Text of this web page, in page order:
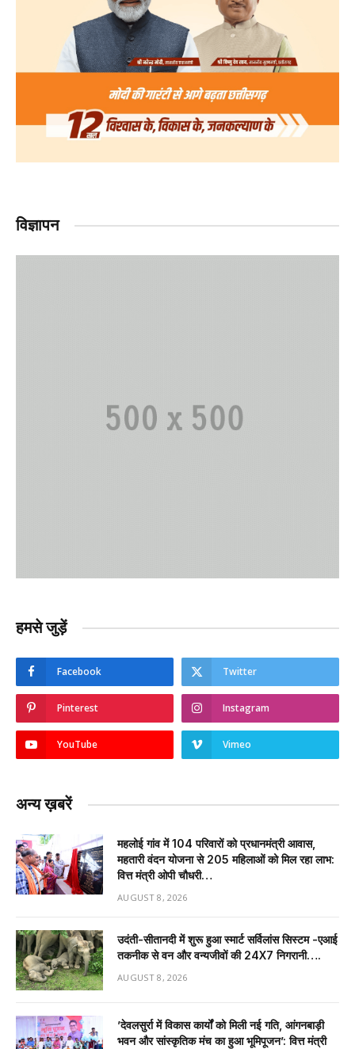
विज्ञापन
हमसे जुड़ें
Facebook Twitter
Pinterest Instagram
YouTube Vimeo
अन्य ख़बरें
महलोई गांव में 104 परिवारों को प्रधानमंत्री आवास,
महतारी वंदन योजना से 205 महिलाओं को मिल रहा लाभ:
वित्त मंत्री ओपी चौधरी…
AUGUST 8, 2026
उदंती-सीतानदी में शुरू हुआ स्मार्ट सर्विलांस सिस्टम -एआई
तकनीक से वन और वन्यजीवों की 24X7 निगरानी….
AUGUST 8, 2026
’देवलसुर्रा में विकास कार्यों को मिली नई गति, आंगनबाड़ी
भवन और सांस्कृतिक मंच का हुआ भूमिपूजन’: वित्त मंत्री